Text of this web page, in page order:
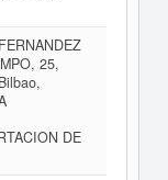
25,
DE